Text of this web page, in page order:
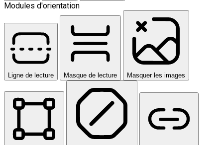
Modules d'orientation
Ligne de lecture Masque de lecture Masquer les images